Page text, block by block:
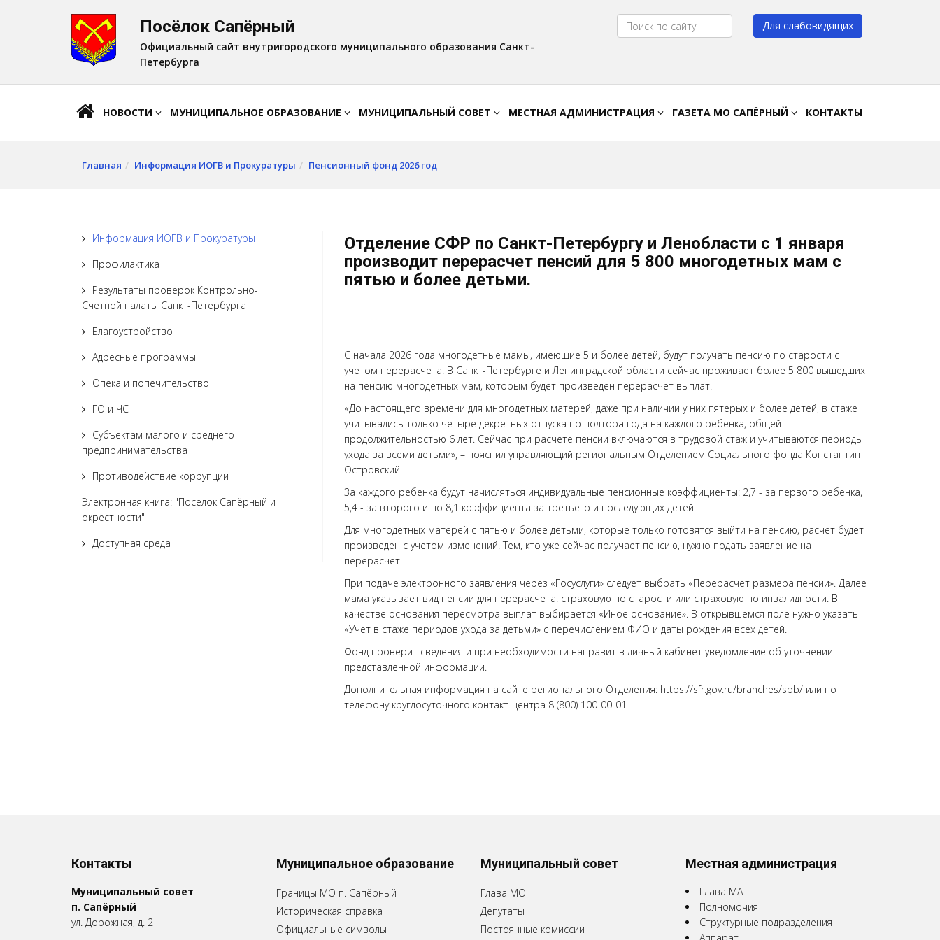
Шрифт:
A A Цвет:A A A A
Посёлок Сапёрный
Официальный сайт внутригородского муниципального образования Санкт-
Петербурга
Для слабовидящих
НОВОСТИ МУНИЦИПАЛЬНОЕ ОБРАЗОВАНИЕ МУНИЦИПАЛЬНЫЙ СОВЕТ МЕСТНАЯ АДМИНИСТРАЦИЯ ГАЗЕТА МО САПЁРНЫЙ КОНТАКТЫ
Главная Информация ИОГВ и Прокуратуры Пенсионный фонд 2026 год
Информация ИОГВ и Прокуратуры
Профилактика
Результаты проверок Контрольно-
Счетной палаты Санкт-Петербурга
Благоустройство
Адресные программы
Опека и попечительство
ГО и ЧС
Субъектам малого и среднего
предпринимательства
Противодействие коррупции
Электронная книга: "Поселок Сапёрный и
окрестности"
Доступная среда
Отделение СФР по Санкт-Петербургу и Ленобласти с 1 января
производит перерасчет пенсий для 5 800 многодетных мам с
пятью и более детьми.
С начала 2026 года многодетные мамы, имеющие 5 и более детей, будут получать пенсию по старости с
учетом перерасчета. В Санкт-Петербурге и Ленинградской области сейчас проживает более 5 800 вышедших
на пенсию многодетных мам, которым будет произведен перерасчет выплат.
«До настоящего времени для многодетных матерей, даже при наличии у них пятерых и более детей, в стаже
учитывались только четыре декретных отпуска по полтора года на каждого ребенка, общей
продолжительностью 6 лет. Сейчас при расчете пенсии включаются в трудовой стаж и учитываются периоды
ухода за всеми детьми», – пояснил управляющий региональным Отделением Социального фонда Константин
Островский.
За каждого ребенка будут начисляться индивидуальные пенсионные коэффициенты: 2,7 - за первого ребенка,
5,4 - за второго и по 8,1 коэффициента за третьего и последующих детей.
Для многодетных матерей с пятью и более детьми, которые только готовятся выйти на пенсию, расчет будет
произведен с учетом изменений. Тем, кто уже сейчас получает пенсию, нужно подать заявление на
перерасчет.
При подаче электронного заявления через «Госуслуги» следует выбрать «Перерасчет размера пенсии». Далее
мама указывает вид пенсии для перерасчета: страховую по старости или страховую по инвалидности. В
качестве основания пересмотра выплат выбирается «Иное основание». В открывшемся поле нужно указать
«Учет в стаже периодов ухода за детьми» с перечислением ФИО и даты рождения всех детей.
Фонд проверит сведения и при необходимости направит в личный кабинет уведомление об уточнении
представленной информации.
Дополнительная информация на сайте регионального Отделения: https://sfr.gov.ru/branches/spb/ или по
телефону круглосуточного контакт-центра 8 (800) 100-00-01
Контакты
Муниципальный совет
п. Сапёрный
ул. Дорожная, д. 2
Муниципальное образование
Границы МО п. Сапёрный
Историческая справка
Официальные символы
Муниципальный совет
Глава МО
Депутаты
Постоянные комиссии
Местная администрация
Глава МА
Полномочия
Структурные подразделения